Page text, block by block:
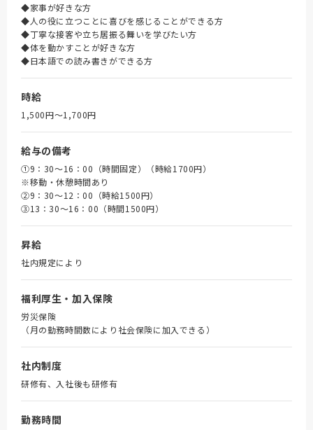
◆家事が好きな方
◆人の役に立つことに喜びを感じることができる方
◆丁寧な接客や立ち居振る舞いを学びたい方
◆体を動かすことが好きな方
◆日本語での読み書きができる方
時給
1,500円〜1,700円
給与の備考
①9：30～16：00（時間固定）（時給1700円）
※移動・休憩時間あり
➁9：30～12：00（時給1500円）
③13：30～16：00（時間1500円）
昇給
社内規定により
福利厚生・加入保険
労災保険
（月の勤務時間数により社会保険に加入できる）
社内制度
研修有、入社後も研修有
勤務時間